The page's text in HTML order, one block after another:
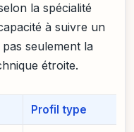
la spécialité
à suivre un
seulement la
étroite.
Profil type